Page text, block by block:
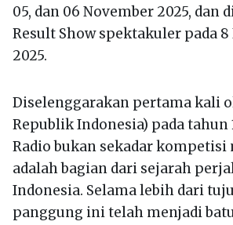
05, dan 06 November 2025, dan
Result Show spektakuler pada
2025.
Diselenggarakan pertama kali
Republik Indonesia) pada tahun
Radio bukan sekadar
adalah bagian dari sejarah
Indonesia. Selama lebih dari
panggung ini telah menjadi